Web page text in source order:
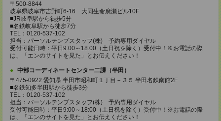
〒500-8844
岐阜県岐阜市吉野町6-16 大同生命廣瀬ビル10F
■JR岐阜駅から徒歩5分
■名鉄岐阜駅から徒歩7分
TEL：0120-537-102
担当：パーソルテンプスタッフ(株) 予約専用ダイヤル
受付可能日時：平日9:00～18:00（土日祝を除く）受付中！※お電話の際
は、「エンのサイトを見た」とお伝えください！
中部コーディネートセンター二課（半田）
〒475-0922 愛知県 半田市昭和町１丁目－３５ 半田名鉄南館2F
■名鉄知多半田駅から徒歩3分
TEL：0120-537-102
担当：パーソルテンプスタッフ(株) 予約専用ダイヤル
受付可能日時：平日9:00～18:00（土日祝を除く）受付中！※お電話の際
は、「エンのサイトを見た」とお伝えください！